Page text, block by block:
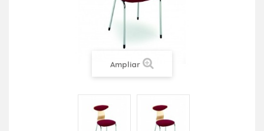
Ampliar